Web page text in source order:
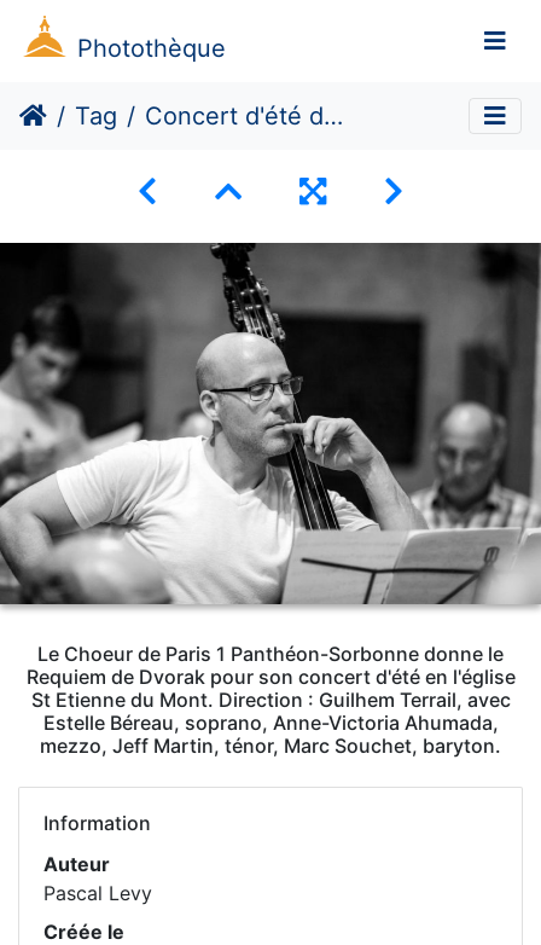
Photothèque
Tag Concert d'été des choeur de Paris 1
Le Choeur de Paris 1 Panthéon-Sorbonne donne le
Requiem de Dvorak pour son concert d'été en l'église
St Etienne du Mont. Direction : Guilhem Terrail, avec
Estelle Béreau, soprano, Anne-Victoria Ahumada,
mezzo, Jeff Martin, ténor, Marc Souchet, baryton.
Information
Auteur
Pascal Levy
Créée le